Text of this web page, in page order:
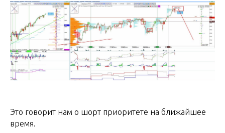
Это говорит нам о шорт приоритете на ближайшее
время.